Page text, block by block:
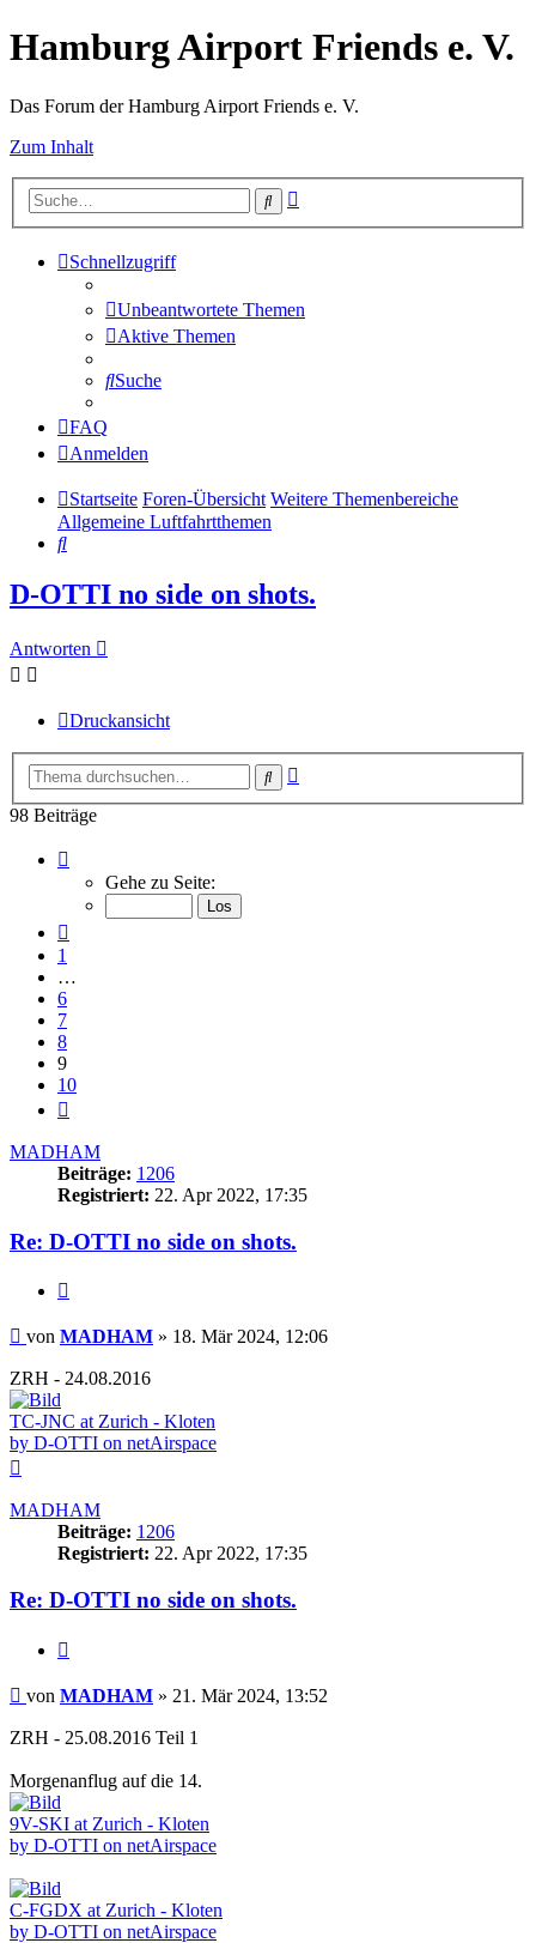
Hamburg Airport Friends e. V.
Das Forum der Hamburg Airport Friends e. V.
Zum Inhalt
Suche
Schnellzugriff
Unbeantwortete Themen
Aktive Themen
Suche
FAQ
Anmelden
Startseite Foren-Übersicht Weitere Themenbereiche
Allgemeine Luftfahrtthemen
Suche
D-OTTI no side on shots.
Antworten
Druckansicht
Suche
98 Beiträge
von
Gehe zu Seite:
1
…
6
7
8
9
10
MADHAM
Beiträge: 1206
Registriert: 22. Apr 2022, 17:35
Re: D-OTTI no side on shots.
Beitrag
von MADHAM » 18. Mär 2024, 12:06
ZRH - 24.08.2016
TC-JNC at Zurich - Kloten
by D-OTTI on netAirspace
MADHAM
Beiträge: 1206
Registriert: 22. Apr 2022, 17:35
Re: D-OTTI no side on shots.
Beitrag
von MADHAM » 21. Mär 2024, 13:52
ZRH - 25.08.2016 Teil 1
Morgenanflug auf die 14.
9V-SKI at Zurich - Kloten
by D-OTTI on netAirspace
C-FGDX at Zurich - Kloten
by D-OTTI on netAirspace